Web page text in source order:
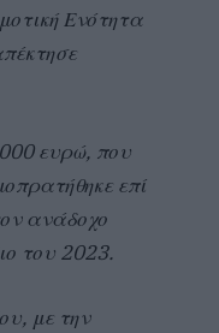
Ενότητα
ευρώ, που
επί
ανάδοχο
του 2023.
με την